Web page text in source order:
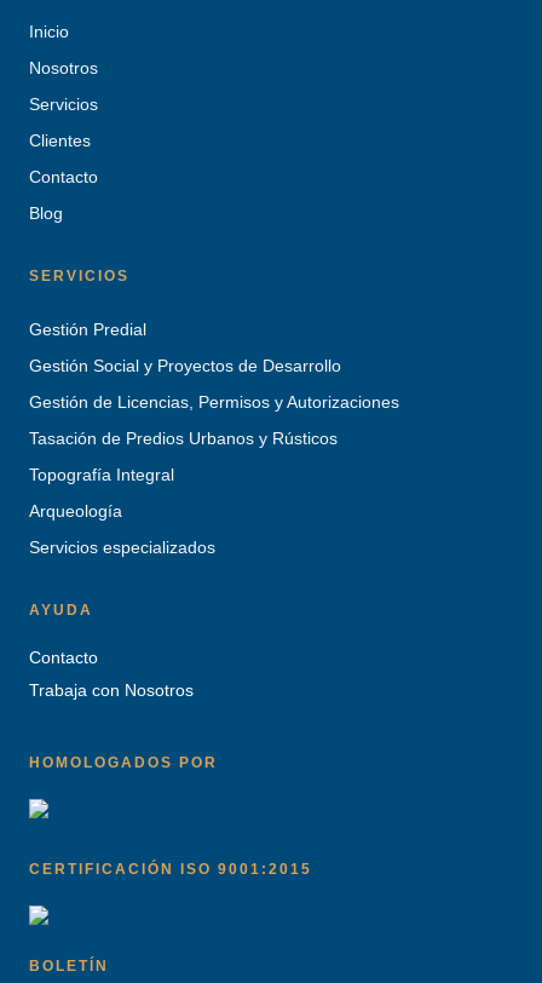
Inicio
Nosotros
Servicios
Clientes
Contacto
Blog
SERVICIOS
Gestión Predial
Gestión Social y Proyectos de Desarrollo
Gestión de Licencias, Permisos y Autorizaciones
Tasación de Predios Urbanos y Rústicos
Topografía Integral
Arqueología
Servicios especializados
AYUDA
Contacto
Trabaja con Nosotros
HOMOLOGADOS POR
CERTIFICACIÓN ISO 9001:2015
BOLETÍN